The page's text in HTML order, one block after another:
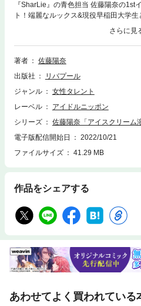
『SharLie』の青色担当 佐藤陽奈の
ト！端麗なルックス&現役早稲田大学
は、ひなちゃんの独特な雰囲気も相ま
著者
佐藤陽奈
出版社
リバプール
ジャンル
女性タレント
レーベル
アイドルニッポン
シリーズ
佐藤陽奈「アイスクリーム
電子版配信開始日
2022/10/21
ファイルサイズ
41.29 MB
作品をシェアする
あわせてよく買われている